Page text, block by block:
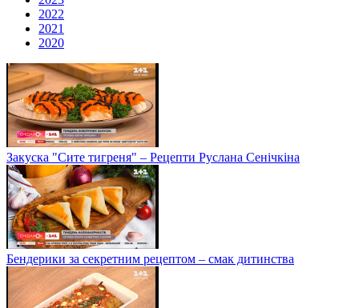
2022
2021
2020
Закуска "Сите тигреня" – Рецепти Руслана Сенічкіна
Бендерики за секретним рецептом – смак дитинства